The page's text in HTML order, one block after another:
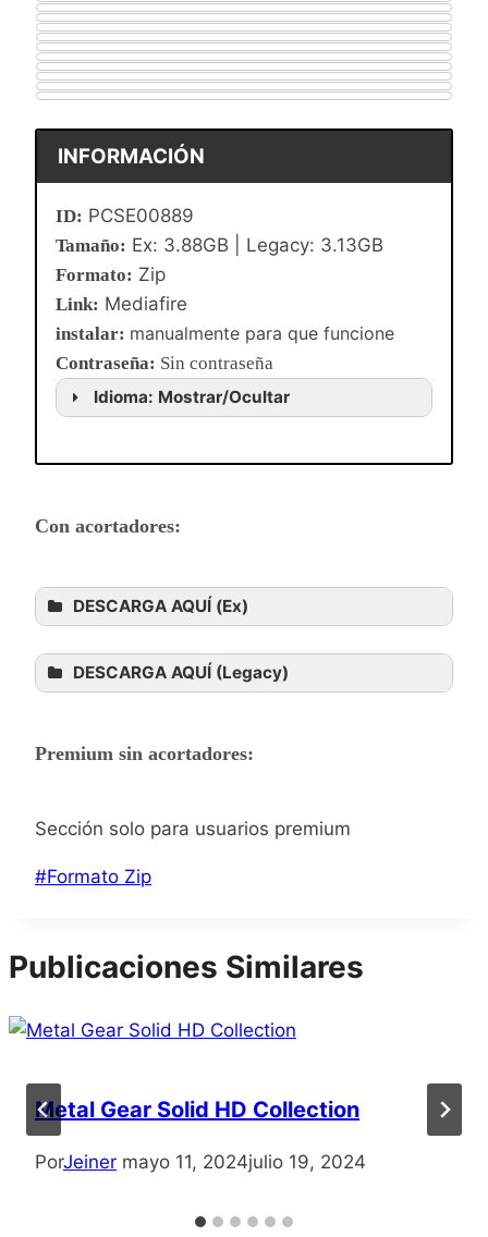
INFORMACIÓN
ID: PCSE00889
Tamaño: Ex: 3.88GB | Legacy: 3.13GB
Formato: Zip
Link: Mediafire
instalar: manualmente para que funcione
Contraseña: Sin contraseña
Idioma: Mostrar/Ocultar
Con acortadores:
DESCARGA AQUÍ (Ex)
DESCARGA AQUÍ (Legacy)
Premium sin acortadores:
Sección solo para usuarios premium
Etiquetas
entrada:
#Formato Zip
Publicaciones Similares
Metal Gear Solid HD Collection
PorJeiner mayo 11, 2024julio 19, 2024